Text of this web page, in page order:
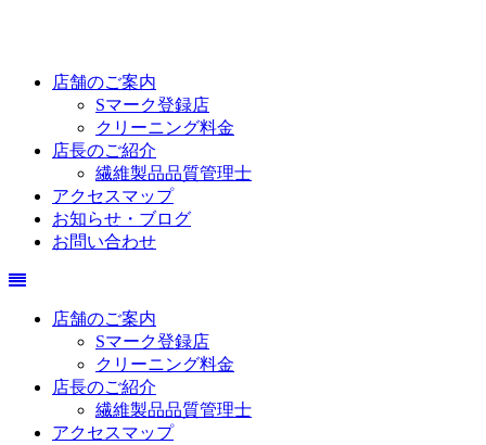
店舗のご案内
Sマーク登録店
クリーニング料金
店長のご紹介
繊維製品品質管理士
アクセスマップ
お知らせ・ブログ
お問い合わせ
店舗のご案内
Sマーク登録店
クリーニング料金
店長のご紹介
繊維製品品質管理士
アクセスマップ